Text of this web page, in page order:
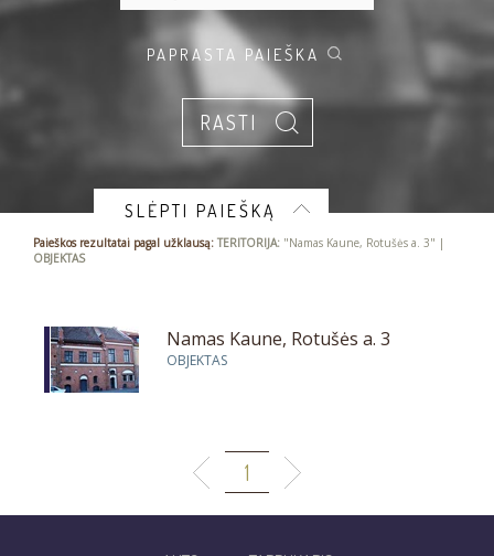
PAPRASTA PAIEŠKA
SLĖPTI PAIEŠKĄ
Paieškos rezultatai pagal užklausą: TERITORIJA: "Namas Kaune, Rotušės a. 3" |
OBJEKTAS
Namas Kaune, Rotušės a. 3
OBJEKTAS
1